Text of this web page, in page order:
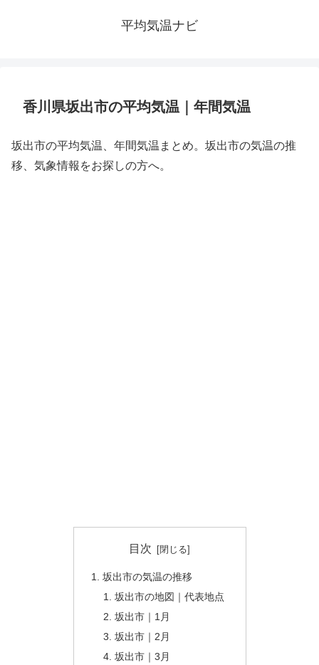
平均気温ナビ
香川県坂出市の平均気温｜年間気温
坂出市の平均気温、年間気温まとめ。坂出市の気温の推
移、気象情報をお探しの方へ。
目次
坂出市の気温の推移
坂出市の地図｜代表地点
坂出市｜1月
坂出市｜2月
坂出市｜3月